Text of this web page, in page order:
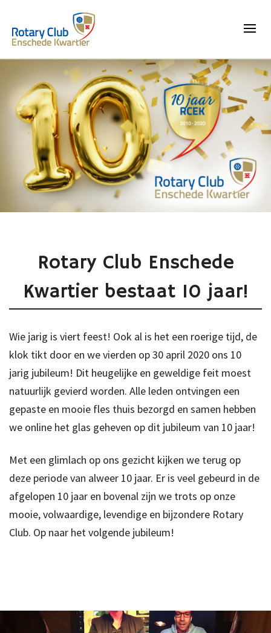
Rotary Club Enschede
Kwartier bestaat 10 jaar!
Wie jarig is viert feest! Ook al is het een roerige tijd, de
klok tikt door en we vierden op 30 april 2020 ons 10
jarig jubileum! Dit heugelijke en geweldige feit moest
natuurlijk gevierd worden. Alle leden ontvingen een
gepaste en mooie fles thuis bezorgd en samen hebben
we online het glas geheven op dit jubileum van 10 jaar!
Met een glimlach op ons gezicht kijken we terug op
deze periode van alweer 10 jaar. Er is veel gebeurd in de
afgelopen 10 jaar en bovenal zijn we trots op onze
mooie, volwaardige, levendige en bijzondere Rotary
Club. Op naar het volgende jubileum!